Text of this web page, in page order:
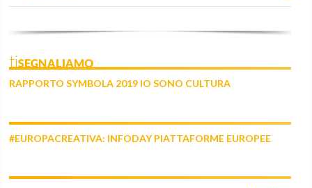
tiSEGNALIAMO
RAPPORTO SYMBOLA 2019 IO SONO CULTURA
#EUROPACREATIVA: INFODAY PIATTAFORME EUROPEE